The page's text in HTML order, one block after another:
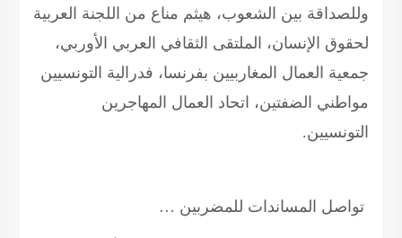
وللصداقة بين الشعوب، هيثم مناع من اللجنة العربية
لحقوق الإنسان، الملتقى الثقافي العربي الأوربي،
جمعية العمال المغاربيين بفرنسا، فدرالية التونسيين
مواطني الضفتين، اتحاد العمال المهاجرين
التونسيين.
تواصل المساندات للمضربين …